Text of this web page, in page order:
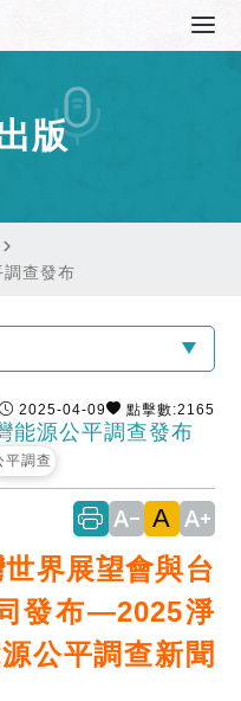
版
navigate_next
查發布
2025-04-09 點擊數:2165
能源公平調查發布
平調查
text_decrease A text_increase
界展望會與台
發布—2025淨
公平調查新聞